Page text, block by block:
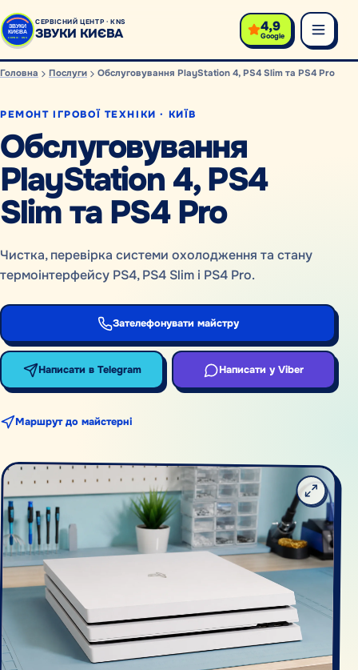
СЕРВІСНИЙ ЦЕНТР · KNS
ЗВУКИ КИЄВА 4,9
Google
Головна Послуги Обслуговування PlayStation 4, PS4 Slim та PS4 Pro
РЕМОНТ ІГРОВОЇ ТЕХНІКИ · КИЇВ
Обслуговування
PlayStation 4, PS4
Slim та PS4 Pro
Чистка, перевірка системи охолодження та стану
термоінтерфейсу PS4, PS4 Slim і PS4 Pro.
Зателефонувати майстру
Написати в Telegram Написати у Viber
Маршрут до майстерні